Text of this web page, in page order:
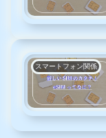
スマートフォン関係